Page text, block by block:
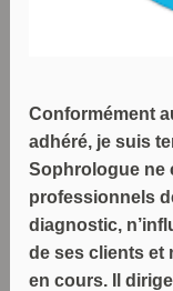
Conformément
adhéré, je suis
Sophrologue ne
professionnels
diagnostic,
de ses clients et
en cours. Il